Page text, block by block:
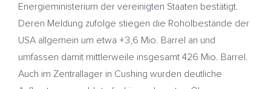
Energieministerium der vereinigten Staaten bestätigt.
Deren Meldung zufolge stiegen die Rohölbestände der
USA allgemein um etwa +3,6 Mio. Barrel an und
umfassen damit mittlerweile insgesamt 426 Mio. Barrel.
Auch im Zentrallager in Cushing wurden deutliche